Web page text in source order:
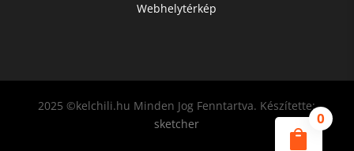

0
Webhelytérkép
2025 ©kelchili.hu Minden Jog Fenntartva. Készítette:
sketcher